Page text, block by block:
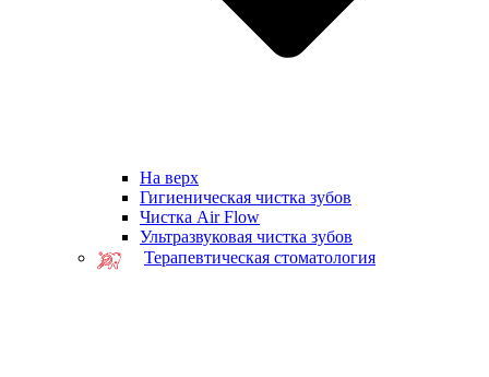
На верх
Гигиеническая чистка зубов
Чистка Air Flow
Ультразвуковая чистка зубов
Терапевтическая стоматология